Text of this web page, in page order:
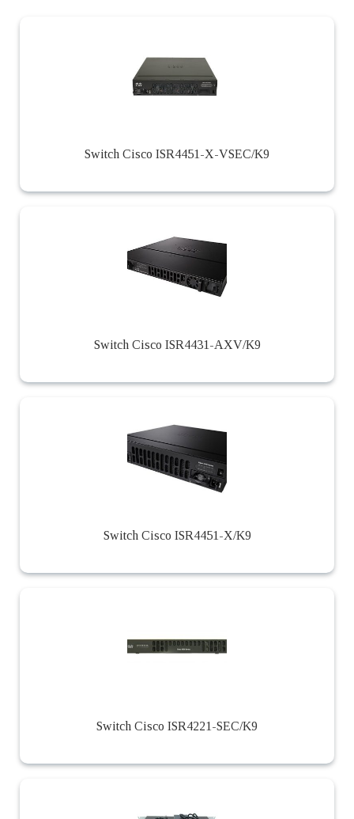
Switch Cisco ISR4451-X-VSEC/K9
Switch Cisco ISR4431-AXV/K9
Switch Cisco ISR4451-X/K9
Switch Cisco ISR4221-SEC/K9